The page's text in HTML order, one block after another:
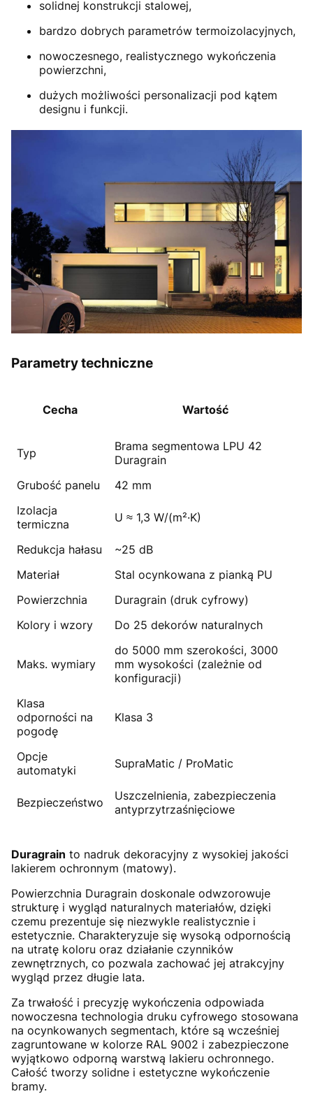
solidnej konstrukcji stalowej,
bardzo dobrych parametrów termoizolacyjnych,
nowoczesnego, realistycznego wykończenia
powierzchni,
dużych możliwości personalizacji pod kątem
designu i funkcji.
Parametry techniczne
Cecha Wartość
Typ
Brama segmentowa LPU 42
Duragrain
Grubość panelu
42 mm
Izolacja
termiczna
U ≈ 1,3 W/(m²·K)
Redukcja hałasu
~25 dB
Materiał
Stal ocynkowana z pianką PU
Powierzchnia
Duragrain (druk cyfrowy)
Kolory i wzory
Do 25 dekorów naturalnych
Maks. wymiary
do 5000 mm szerokości, 3000
mm wysokości (zależnie od
konfiguracji)
Klasa
odporności na
pogodę
Klasa 3
Opcje
automatyki
SupraMatic / ProMatic
Bezpieczeństwo
Uszczelnienia, zabezpieczenia
antyprzytrzaśnięciowe
Duragrain to nadruk dekoracyjny z wysokiej jakości
lakierem ochronnym (matowy).
Powierzchnia Duragrain doskonale odwzorowuje
strukturę i wygląd naturalnych materiałów, dzięki
czemu prezentuje się niezwykle realistycznie i
estetycznie. Charakteryzuje się wysoką odpornością
na utratę koloru oraz działanie czynników
zewnętrznych, co pozwala zachować jej atrakcyjny
wygląd przez długie lata.
Za trwałość i precyzję wykończenia odpowiada
nowoczesna technologia druku cyfrowego stosowana
na ocynkowanych segmentach, które są wcześniej
zagruntowane w kolorze RAL 9002 i zabezpieczone
wyjątkowo odporną warstwą lakieru ochronnego.
Całość tworzy solidne i estetyczne wykończenie
bramy.